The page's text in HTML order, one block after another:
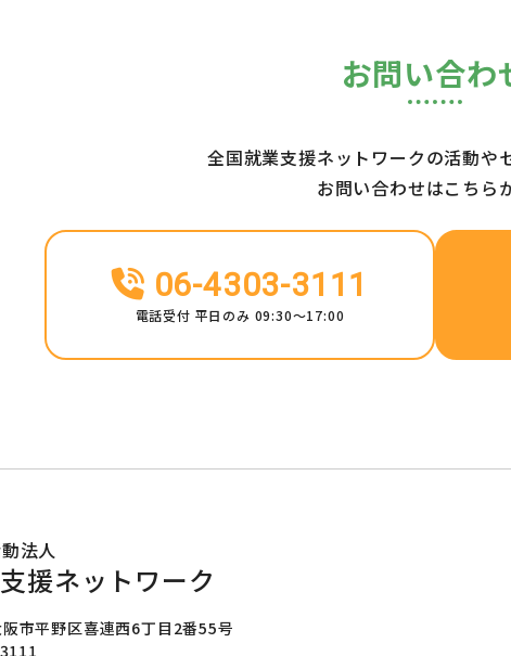
お問い合わ
全国就業支援ネットワークの活動や
お問い合わせはこちら
06-4303-3111
電話受付 平日のみ 09:30～17:00
法人
援ネットワーク
市平野区喜連西6丁目2番55号